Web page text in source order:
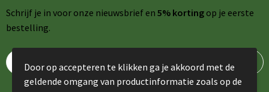
Schrijf je in voor onze nieuwsbrief en 5% kortingop je eerste
bestelling.
Door op accepteren te klikken ga je akkoord met de
geldende omgang van productinformatie zoals op de